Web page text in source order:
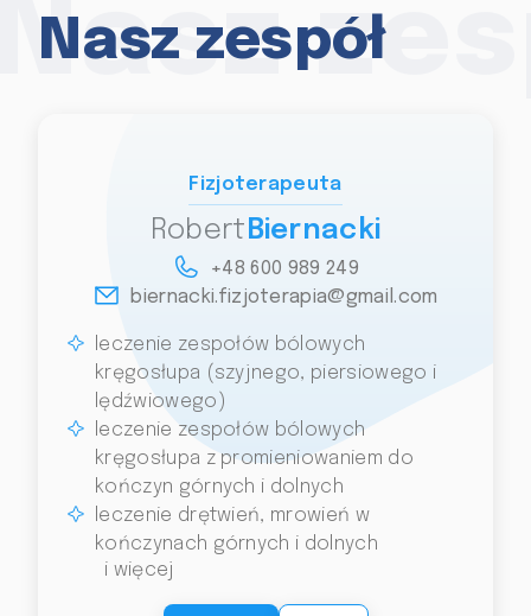
Nasz zespół
Fizjoterapeuta
RobertBiernacki
+48 600 989 249
biernacki.fizjoterapia@gmail.com
leczenie zespołów bólowych
kręgosłupa (szyjnego, piersiowego i
lędźwiowego)
leczenie zespołów bólowych
kręgosłupa z promieniowaniem do
kończyn górnych i dolnych
leczenie drętwień, mrowień w
kończynach górnych i dolnych
i więcej